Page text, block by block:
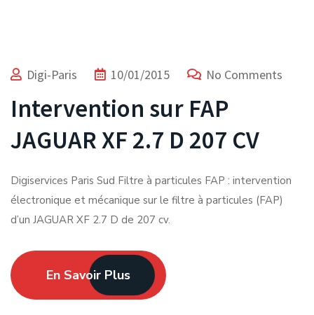
Digi-Paris 10/01/2015 No Comments
Intervention sur FAP
JAGUAR XF 2.7 D 207 CV
Digiservices Paris Sud Filtre à particules FAP : intervention
électronique et mécanique sur le filtre à particules (FAP)
d’un JAGUAR XF 2.7 D de 207 cv.
En Savoir Plus